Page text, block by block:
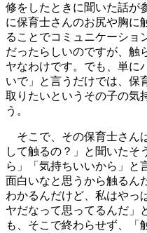
修をしたときに聞いた話が
に保育士さんのお尻や胸に
ることでコミュニケーショ
だったらしいのですが、触
ヤなわけです。でも、単に
いで」と言うだけでは、保
取りたいというその子の気
う。
そこで、その保育士さん
して触るの？」と聞いたそ
ら」「気持ちいいから」と
面白いなと思うから触るん
わかるんだけど、私はやっ
ヤだなって思ってるんだ」
も、そこで終わらせず、「